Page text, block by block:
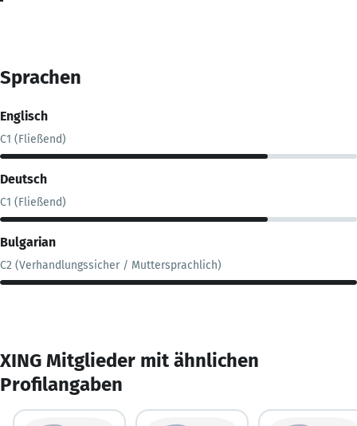
Sprachen
Englisch
C1 (Fließend)
Deutsch
C1 (Fließend)
Bulgarian
C2 (Verhandlungssicher / Muttersprachlich)
XING Mitglieder mit ähnlichen
Profilangaben